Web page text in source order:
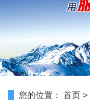
您的位置： 首页 >